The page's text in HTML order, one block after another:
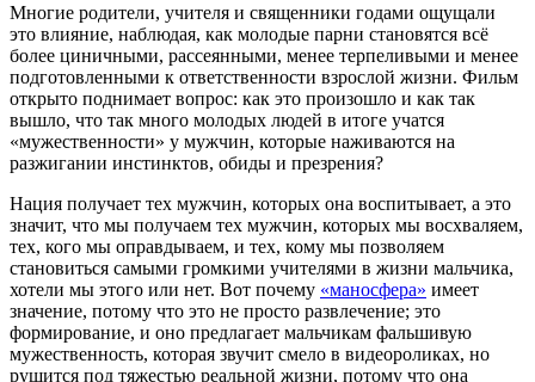
Многие родители, учителя и священники годами ощущали
это влияние, наблюдая, как молодые парни становятся всё
более циничными, рассеянными, менее терпеливыми и менее
подготовленными к ответственности взрослой жизни. Фильм
открыто поднимает вопрос: как это произошло и как так
вышло, что так много молодых людей в итоге учатся
«мужественности» у мужчин, которые наживаются на
разжигании инстинктов, обиды и презрения?
Нация получает тех мужчин, которых она воспитывает, а это
значит, что мы получаем тех мужчин, которых мы восхваляем,
тех, кого мы оправдываем, и тех, кому мы позволяем
становиться самыми громкими учителями в жизни мальчика,
хотели мы этого или нет. Вот почему «маносфера» имеет
значение, потому что это не просто развлечение; это
формирование, и оно предлагает мальчикам фальшивую
мужественность, которая звучит смело в видеороликах, но
рушится под тяжестью реальной жизни, потому что она